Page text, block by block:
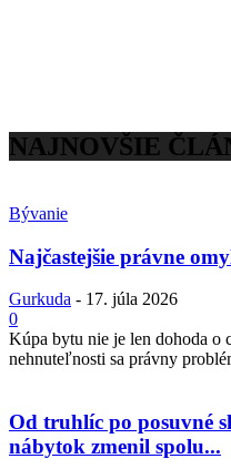
NAJNOVŠIE
Bývanie
Najčastejšie právne
Gurkuda - 17. júla 2026
0
Kúpa bytu nie je len dohoda o
nehnuteľnosti sa právny
Od truhlíc po posuvné
nábytok zmenil spolu...